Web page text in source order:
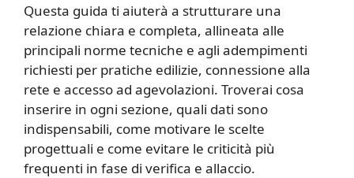
Questa guida ti aiuterà a strutturare una
relazione chiara e completa, allineata alle
principali norme tecniche e agli adempimenti
richiesti per pratiche edilizie, connessione alla
rete e accesso ad agevolazioni. Troverai cosa
inserire in ogni sezione, quali dati sono
indispensabili, come motivare le scelte
progettuali e come evitare le criticità più
frequenti in fase di verifica e allaccio.